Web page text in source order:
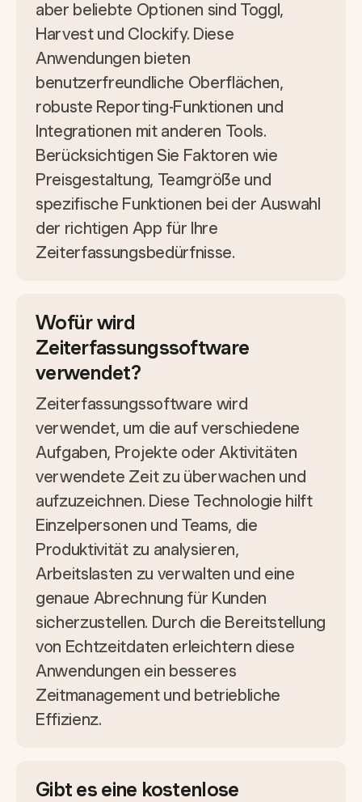
aber beliebte Optionen sind Toggl,
Harvest und Clockify. Diese
Anwendungen bieten
benutzerfreundliche Oberflächen,
robuste Reporting-Funktionen und
Integrationen mit anderen Tools.
Berücksichtigen Sie Faktoren wie
Preisgestaltung, Teamgröße und
spezifische Funktionen bei der Auswahl
der richtigen App für Ihre
Zeiterfassungsbedürfnisse.
Wofür wird
Zeiterfassungssoftware
verwendet?
Zeiterfassungssoftware wird
verwendet, um die auf verschiedene
Aufgaben, Projekte oder Aktivitäten
verwendete Zeit zu überwachen und
aufzuzeichnen. Diese Technologie hilft
Einzelpersonen und Teams, die
Produktivität zu analysieren,
Arbeitslasten zu verwalten und eine
genaue Abrechnung für Kunden
sicherzustellen. Durch die Bereitstellung
von Echtzeitdaten erleichtern diese
Anwendungen ein besseres
Zeitmanagement und betriebliche
Effizienz.
Gibt es eine kostenlose